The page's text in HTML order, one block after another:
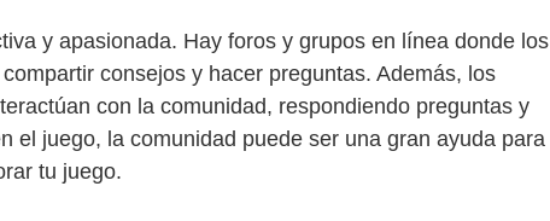
y apasionada. Hay foros y grupos en línea donde los
consejos y hacer preguntas. Además, los
con la comunidad, respondiendo preguntas y
el juego, la comunidad puede ser una gran ayuda para
tu juego.